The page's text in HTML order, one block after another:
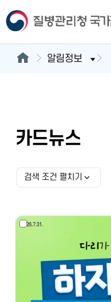
알림정보
카드뉴스
검색 조건 선택
검색 조건 펼치기